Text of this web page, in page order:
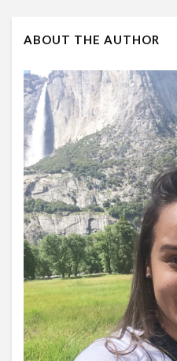
ABOUT THE AUTHOR